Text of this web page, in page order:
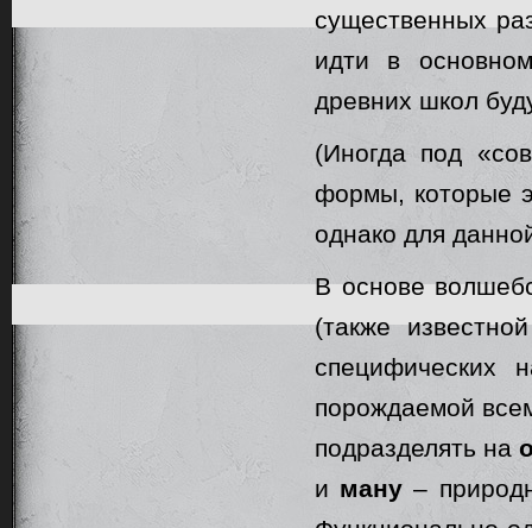
существенных
идти в
древних школ
(Иногда под
формы, которые
однако для
В основе
(также
специфических
порождаемой
подразделять на
и ману –